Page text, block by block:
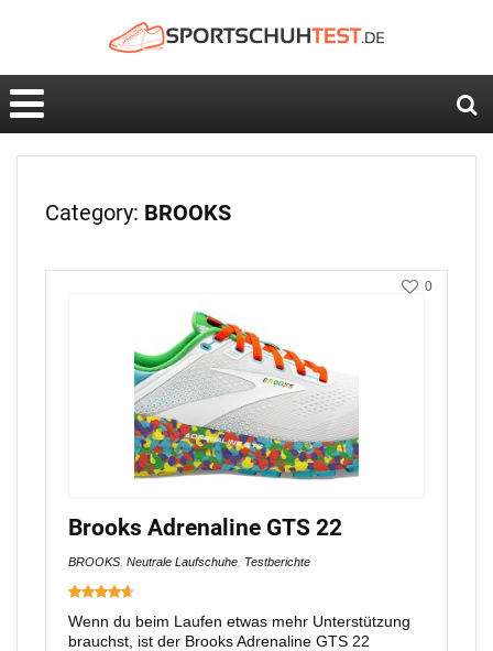
Category: BROOKS
Brooks Adrenaline GTS 22
BROOKS Neutrale Laufschuhe Testberichte
Wenn du beim Laufen etwas mehr Unterstützung
brauchst, ist der Brooks Adrenaline GTS 22
0